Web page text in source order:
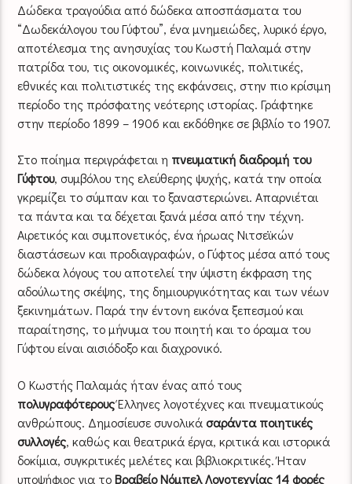
Δώδεκα τραγούδια από δώδεκα αποσπάσματα του
“Δωδεκάλογου του Γύφτου”, ένα μνημειώδες, λυρικό έργο,
αποτέλεσμα της ανησυχίας του Κωστή Παλαμά στην
πατρίδα του, τις οικονομικές, κοινωνικές, πολιτικές,
εθνικές και πολιτιστικές της εκφάνσεις, στην πιο κρίσιμη
περίοδο της πρόσφατης νεότερης ιστορίας. Γράφτηκε
στην περίοδο 1899 – 1906 και εκδόθηκε σε βιβλίο το 1907.
Στο ποίημα περιγράφεται η πνευματική διαδρομή του
Γύφτου, συμβόλου της ελεύθερης ψυχής, κατά την οποία
γκρεμίζει το σύμπαν και το ξαναστεριώνει. Απαρνιέται
τα πάντα και τα δέχεται ξανά μέσα από την τέχνη.
Αιρετικός και συμπονετικός, ένα ήρωας Νιτσεϊκών
διαστάσεων και προδιαγραφών, ο Γύφτος μέσα από τους
δώδεκα λόγους του αποτελεί την ύψιστη έκφραση της
αδούλωτης σκέψης, της δημιουργικότητας και των νέων
ξεκινημάτων. Παρά την έντονη εικόνα ξεπεσμού και
παραίτησης, το μήνυμα του ποιητή και το όραμα του
Γύφτου είναι αισιόδοξο και διαχρονικό.
Ο Κωστής Παλαμάς ήταν ένας από τους
πολυγραφότερουςΈλληνες λογοτέχνες και πνευματικούς
ανθρώπους. Δημοσίευσε συνολικάσαράντα ποιητικές
συλλογές, καθώς και θεατρικά έργα, κριτικά και ιστορικά
δοκίμια, συγκριτικές μελέτες και βιβλιοκριτικές. Ήταν
υποψήφιος για τοΒραβείο Νόμπελ Λογοτεχνίας 14 φορές